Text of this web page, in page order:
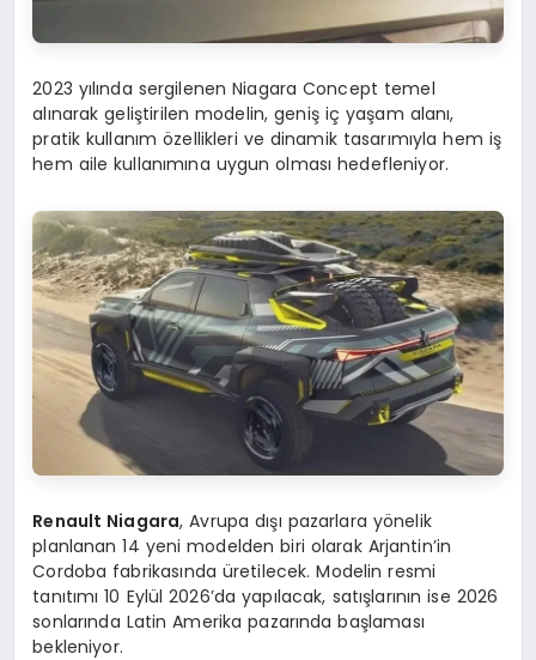
2023 yılında sergilenen Niagara Concept temel
alınarak geliştirilen modelin, geniş iç yaşam alanı,
pratik kullanım özellikleri ve dinamik tasarımıyla hem iş
hem aile kullanımına uygun olması hedefleniyor.
Renault Niagara, Avrupa dışı pazarlara yönelik
planlanan 14 yeni modelden biri olarak Arjantin’in
Cordoba fabrikasında üretilecek. Modelin resmi
tanıtımı 10 Eylül 2026’da yapılacak, satışlarının ise 2026
sonlarında Latin Amerika pazarında başlaması
bekleniyor.